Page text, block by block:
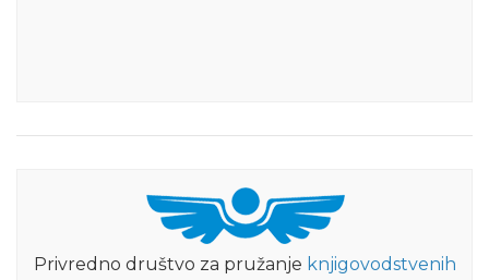
Privredno društvo za pružanje knjigovodstvenih